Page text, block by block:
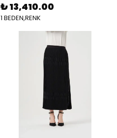
₺ 13,410.00
1 BEDEN,RENK